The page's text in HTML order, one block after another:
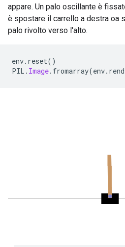
appare. Un palo oscillante è
è spostare il carrello a destra oa
palo rivolto verso l'alto.
env. reset()
PIL . Image. fromarray(env.